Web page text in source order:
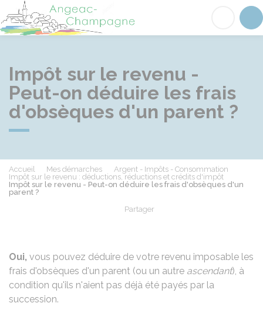
Angeac-Champagne
Impôt sur le revenu -
Peut-on déduire les frais
d'obsèques d'un parent ?
Accueil Mes démarches
Argent - Impôts - Consommation
Impôt sur le revenu : déductions, réductions et crédits d'impôt
Impôt sur le revenu - Peut-on déduire les frais d'obsèques d'un
parent ?
Partager
Oui, vous pouvez déduire de votre revenu imposable les
frais d'obsèques d'un parent (ou un autre ascendant), à
condition qu'ils n'aient pas déjà été payés par la
succession.